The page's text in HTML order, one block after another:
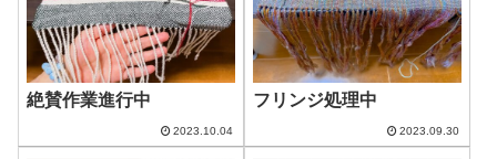
絶賛作業進行中
2023.10.04
フリンジ処理中
2023.09.30